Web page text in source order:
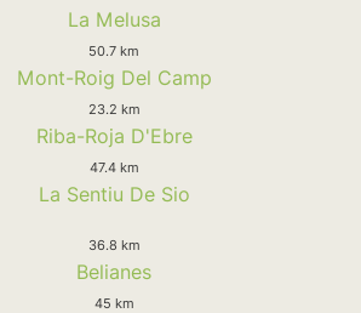
La Melusa
50.7 km
Mont-Roig Del Camp
23.2 km
Riba-Roja D'Ebre
47.4 km
La Sentiu De Sio
36.8 km
Belianes
45 km